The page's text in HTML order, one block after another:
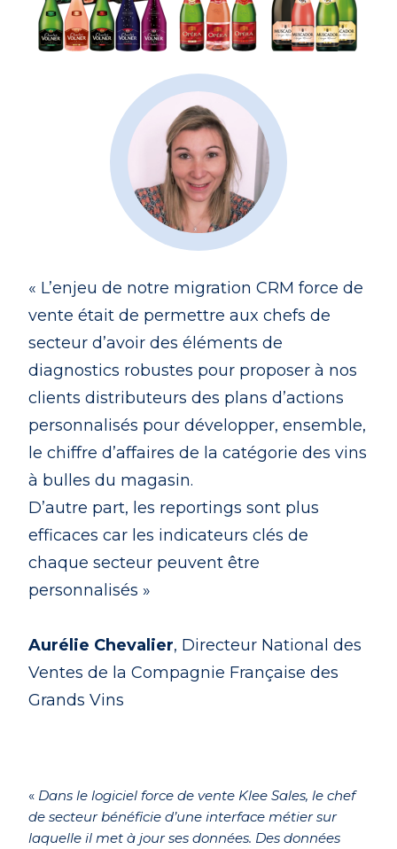
« L’enjeu de notre migration CRM force de
vente était de permettre aux chefs de
secteur d’avoir des éléments de
diagnostics robustes pour proposer à nos
clients distributeurs des plans d’actions
personnalisés pour développer, ensemble,
le chiffre d’affaires de la catégorie des vins
à bulles du magasin.
D’autre part, les reportings sont plus
efficaces car les indicateurs clés de
chaque secteur peuvent être
personnalisés »
Aurélie Chevalier, Directeur National des
Ventes de la Compagnie Française des
Grands Vins
« Dans le logiciel force de vente Klee Sales, le chef
de secteur bénéficie d’une interface métier sur
laquelle il met à jour ses données. Des données